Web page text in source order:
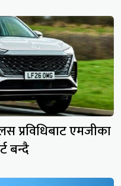
प्रविधिबाट एमजीका
बन्दै